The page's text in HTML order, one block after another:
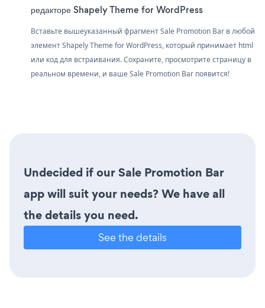
редакторе Shapely Theme for WordPress
Вставьте вышеуказанный фрагмент Sale Promotion Bar в любой
элемент Shapely Theme for WordPress, который принимает html
или код для встраивания. Сохраните, просмотрите страницу в
реальном времени, и ваше Sale Promotion Bar появится!
Undecided if our Sale Promotion Bar
app will suit your needs? We have all
the details you need.
See the details